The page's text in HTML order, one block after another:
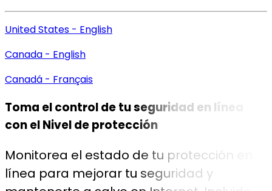
United States - English
Canada - English
Canadá - Français
Toma el control de tu seguridad en línea
con elNivel de protección
Monitorea el estado de tu protección en
línea para mejorar tu seguridad y